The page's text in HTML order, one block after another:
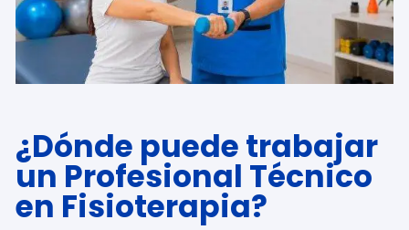
¿Dónde puede trabajar
un Profesional Técnico
en Fisioterapia?